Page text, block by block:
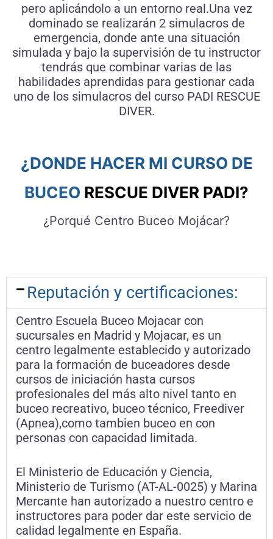
pero aplicándolo a un entorno real.Una vez
dominado se realizarán 2 simulacros de
emergencia, donde ante una situación
simulada y bajo la supervisión de tu instructor
tendrás que combinar varias de las
habilidades aprendidas para gestionar cada
uno de los simulacros del curso PADI RESCUE
DIVER.
¿DONDE HACER MI CURSO DE
BUCEO RESCUE DIVER PADI?
¿Porqué Centro Buceo Mojácar?
Reputación y certificaciones:
Centro Escuela Buceo Mojacar con
sucursales en Madrid y Mojacar, es un
centro legalmente establecido y autorizado
para la formación de buceadores desde
cursos de iniciación hasta cursos
profesionales del más alto nivel tanto en
buceo recreativo, buceo técnico, Freediver
(Apnea),como tambien buceo en con
personas con capacidad limitada.
El Ministerio de Educación y Ciencia,
Ministerio de Turismo (AT-AL-0025) y Marina
Mercante han autorizado a nuestro centro e
instructores para poder dar este servicio de
calidad legalmente en España.